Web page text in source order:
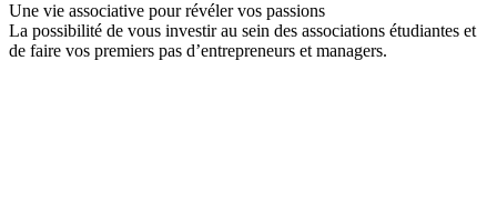
Une vie associative pour révéler vos passions
La possibilité de vous investir au sein des associations étudiantes et
de faire vos premiers pas d’entrepreneurs et managers.